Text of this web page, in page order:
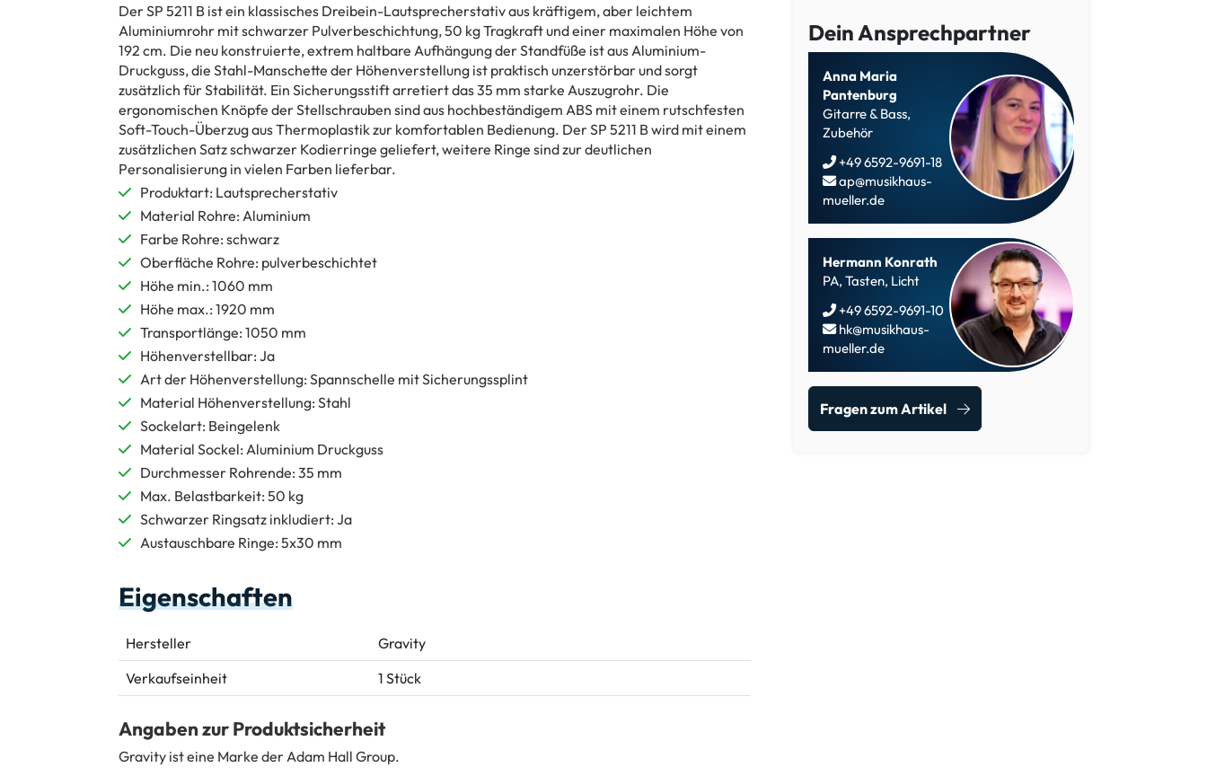
Der SP 5211 B ist ein klassisches Dreibein-Lautsprecherstativ aus kräftigem, aber leichtem
Aluminiumrohr mit schwarzer Pulverbeschichtung, 50 kg Tragkraft und einer maximalen Höhe von
192 cm. Die neu konstruierte, extrem haltbare Aufhängung der Standfüße ist aus Aluminium-
Druckguss, die Stahl-Manschette der Höhenverstellung ist praktisch unzerstörbar und sorgt
zusätzlich für Stabilität. Ein Sicherungsstift arretiert das 35 mm starke Auszugrohr. Die
ergonomischen Knöpfe der Stellschrauben sind aus hochbeständigem ABS mit einem rutschfesten
Soft-Touch-Überzug aus Thermoplastik zur komfortablen Bedienung. Der SP 5211 B wird mit einem
zusätzlichen Satz schwarzer Kodierringe geliefert, weitere Ringe sind zur deutlichen
Personalisierung in vielen Farben lieferbar.
Produktart: Lautsprecherstativ
Material Rohre: Aluminium
Farbe Rohre: schwarz
Oberfläche Rohre: pulverbeschichtet
Höhe min.: 1060 mm
Höhe max.: 1920 mm
Transportlänge: 1050 mm
Höhenverstellbar: Ja
Art der Höhenverstellung: Spannschelle mit Sicherungssplint
Material Höhenverstellung: Stahl
Sockelart: Beingelenk
Material Sockel: Aluminium Druckguss
Durchmesser Rohrende: 35 mm
Max. Belastbarkeit: 50 kg
Schwarzer Ringsatz inkludiert: Ja
Austauschbare Ringe: 5x30 mm
Eigenschaften
Hersteller
Gravity
Verkaufseinheit
1 Stück
Angaben zur Produktsicherheit
Gravity ist eine Marke der Adam Hall Group.
Dein Ansprechpartner
Anna Maria
Pantenburg
Gitarre & Bass,
Zubehör
+49 6592-9691-18
ap@musikhaus-
mueller.de
Hermann Konrath
PA, Tasten, Licht
+49 6592-9691-10
hk@musikhaus-
mueller.de
Fragen zum Artikel